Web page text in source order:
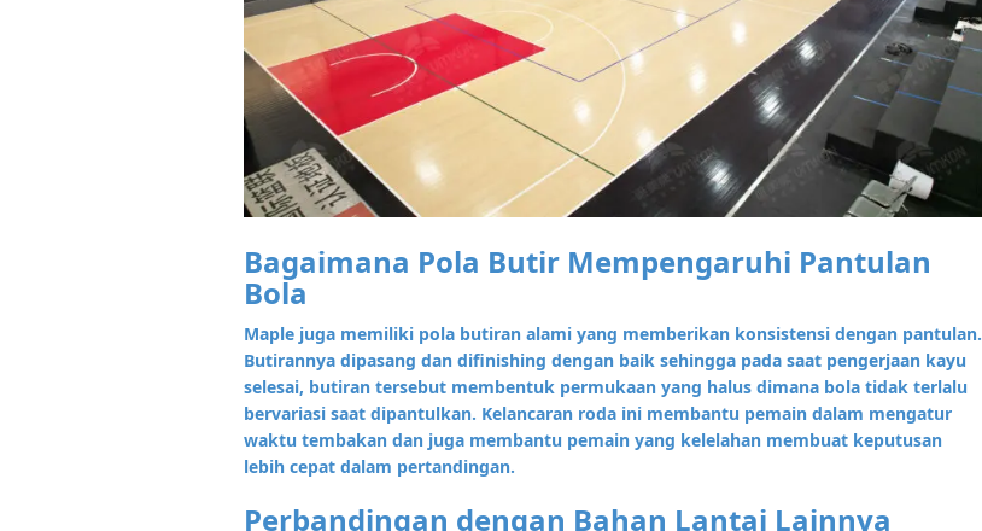
Bagaimana Pola Butir Mempengaruhi Pantulan
Bola
Maple juga memiliki pola butiran alami yang memberikan konsistensi dengan pantulan.
Butirannya dipasang dan difinishing dengan baik sehingga pada saat pengerjaan kayu
selesai, butiran tersebut membentuk permukaan yang halus dimana bola tidak terlalu
bervariasi saat dipantulkan. Kelancaran roda ini membantu pemain dalam mengatur
waktu tembakan dan juga membantu pemain yang kelelahan membuat keputusan
lebih cepat dalam pertandingan.
Perbandingan dengan Bahan Lantai Lainnya